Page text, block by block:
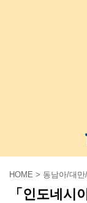
HOME > 동남아/대
「인도네시